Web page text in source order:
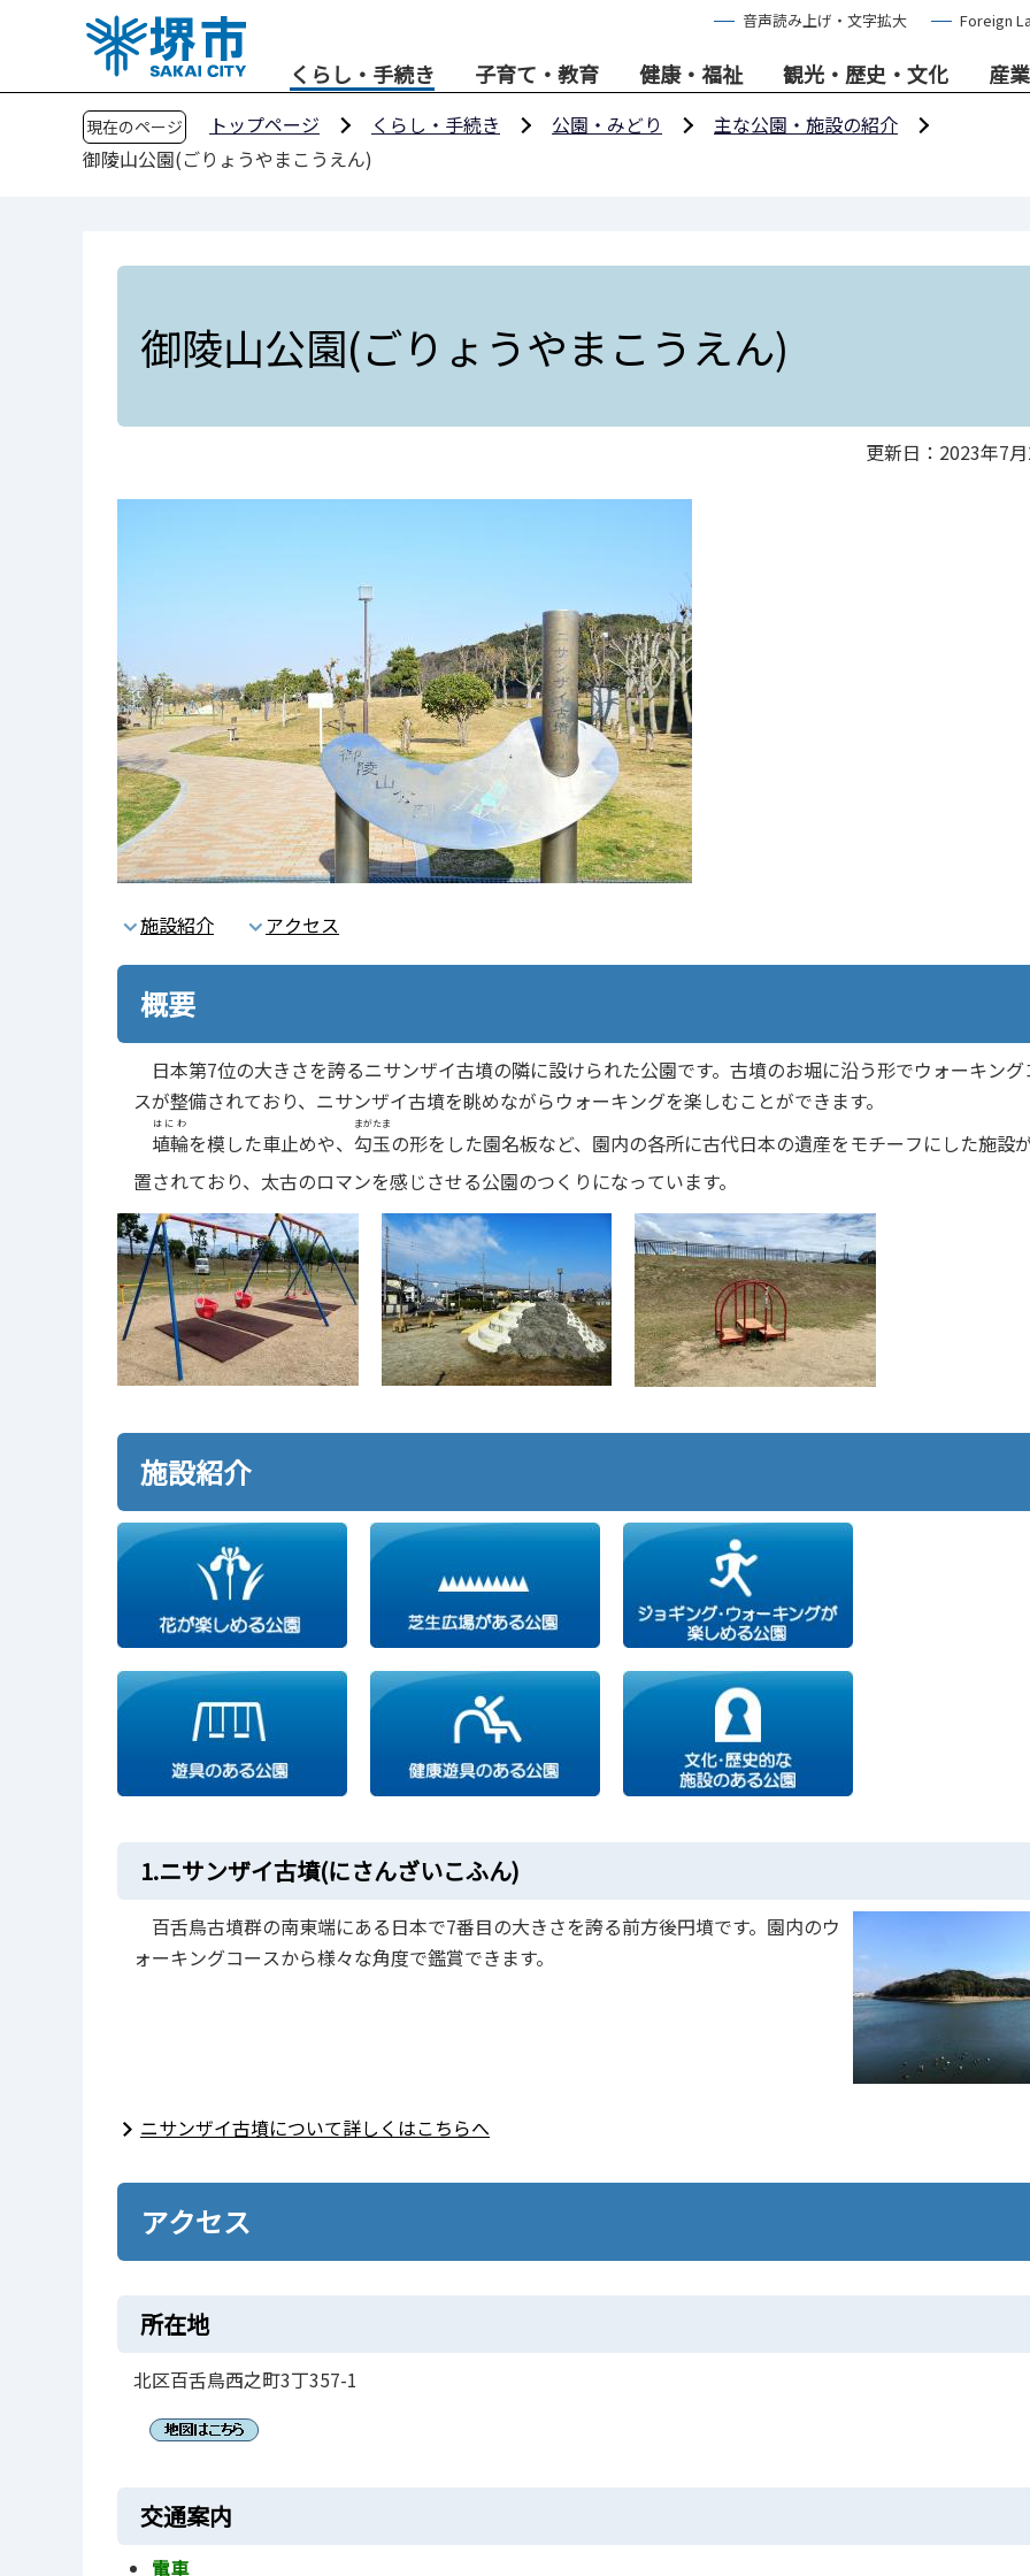
音声読み上げ・文字拡大 Foreign
くらし・手続き 子育て・教育 健康・福祉 観光・歴史・文化 産
現在のページ トップページ くらし・手続き 公園・みどり
主な公園・施設の紹介
御陵山公園(ごりょうやまこうえん)
御陵山公園(ごりょうやまこうえん)
更新日：2023年7
施設紹介 アクセス
概要
日本第7位の大きさを誇るニサンザイ古墳の隣に設けられた公園です。古墳のお堀に沿う形でウォーキング
スが整備されており、ニサンザイ古墳を眺めながらウォーキングを楽しむことができます。
埴輪
はにわ
を模した車止めや、 勾玉
まがたま
の形をした園名板など、園内の各所に古代日本の遺産をモチーフにした施設
置されており、太古のロマンを感じさせる公園のつくりになっています。
施設紹介
1.ニサンザイ古墳(にさんざいこふん)
百舌鳥古墳群の南東端にある日本で7番目の大きさを誇る前方後円墳です。園内のウ
ォーキングコースから様々な角度で鑑賞できます。
ニサンザイ古墳について詳しくはこちらへ
アクセス
所在地
北区百舌鳥西之町3丁357-1
交通案内
電車